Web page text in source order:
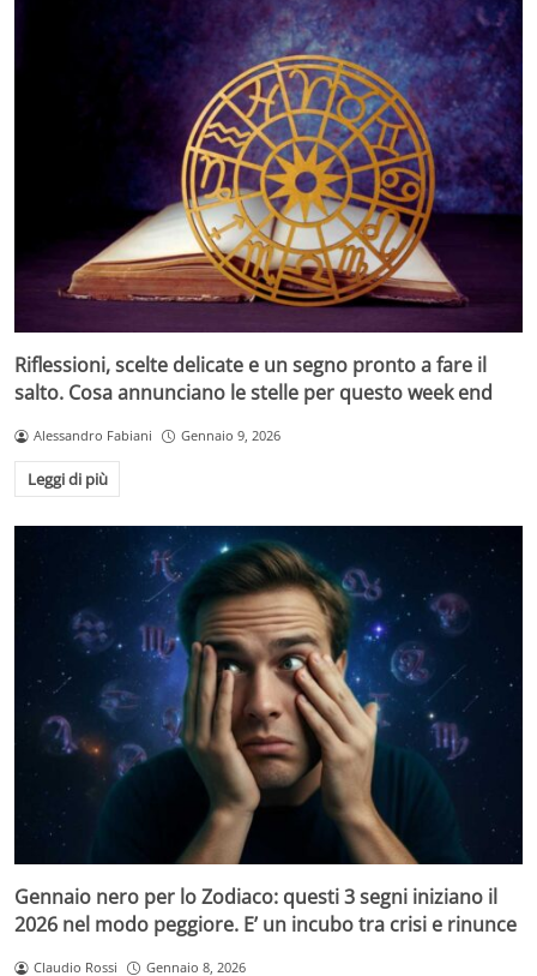
Riflessioni, scelte delicate e un segno pronto a fare il
salto. Cosa annunciano le stelle per questo week end
Alessandro Fabiani Gennaio 9, 2026
Leggi di più
Gennaio nero per lo Zodiaco: questi 3 segni iniziano il
2026 nel modo peggiore. E’ un incubo tra crisi e rinunce
Claudio Rossi Gennaio 8, 2026